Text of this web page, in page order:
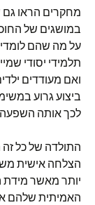
מחקרים הראו
במושגים של
על מה שהם
תלמידי יסודי
ואם מעודדים
ביצוע גרוע
לכך אותה השפעה
התולדה של כל
הצלחה אישית
יותר מאשר מידת
האמיתית שלהם